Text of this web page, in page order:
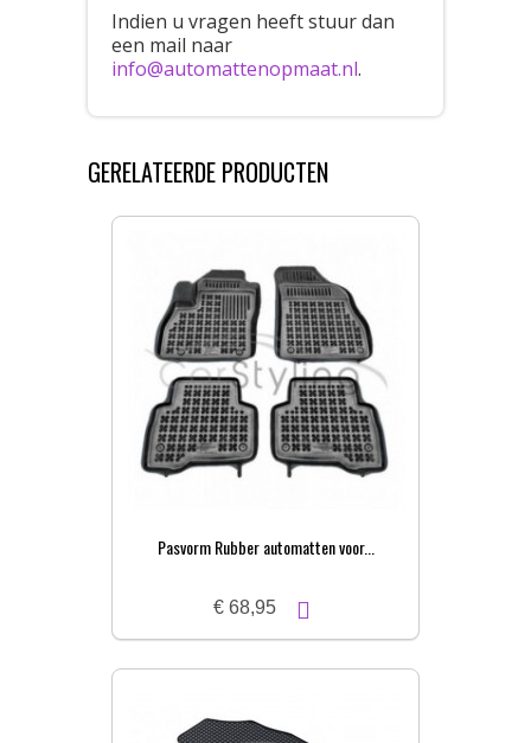
Indien u vragen heeft stuur dan
een mail naar
info@automattenopmaat.nl.
GERELATEERDE PRODUCTEN
Pasvorm Rubber automatten voor...
€ 68,95